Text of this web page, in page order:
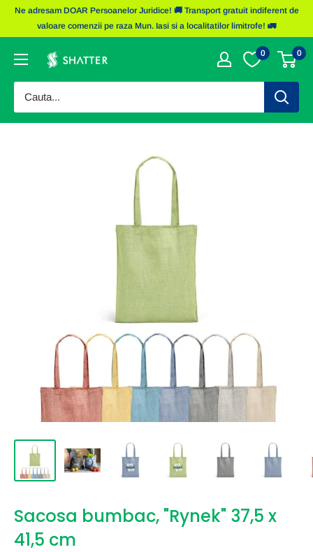
SaritiNe adresam DOAR Persoanelor Juridice! 🚚 Transport gratuit indiferent de
valoare comenzii pe raza Mun. Iasi si a localitatilor limitrofe! 🚛
Obiecte
Shatter
0 0
Sacosa bumbac, "Rynek" 37,5 x
41,5 cm